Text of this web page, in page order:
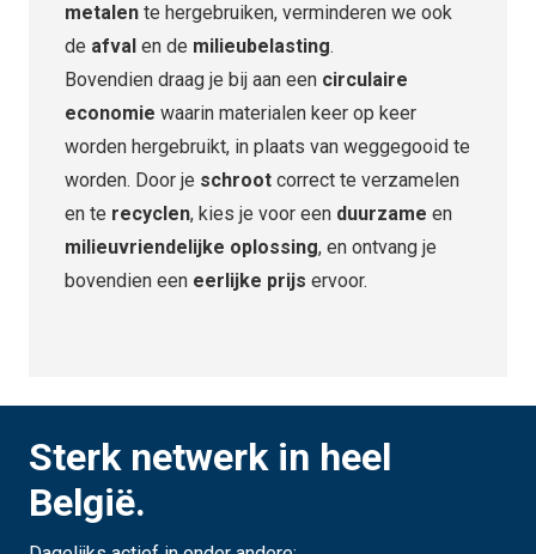
metalen te hergebruiken, verminderen we ook
de afval en de milieubelasting.
Bovendien draag je bij aan een circulaire
economie waarin materialen keer op keer
worden hergebruikt, in plaats van weggegooid te
worden. Door je schroot correct te verzamelen
en te recyclen, kies je voor een duurzame en
milieuvriendelijke oplossing, en ontvang je
bovendien een eerlijke prijs ervoor.
Sterk netwerk in heel
België.